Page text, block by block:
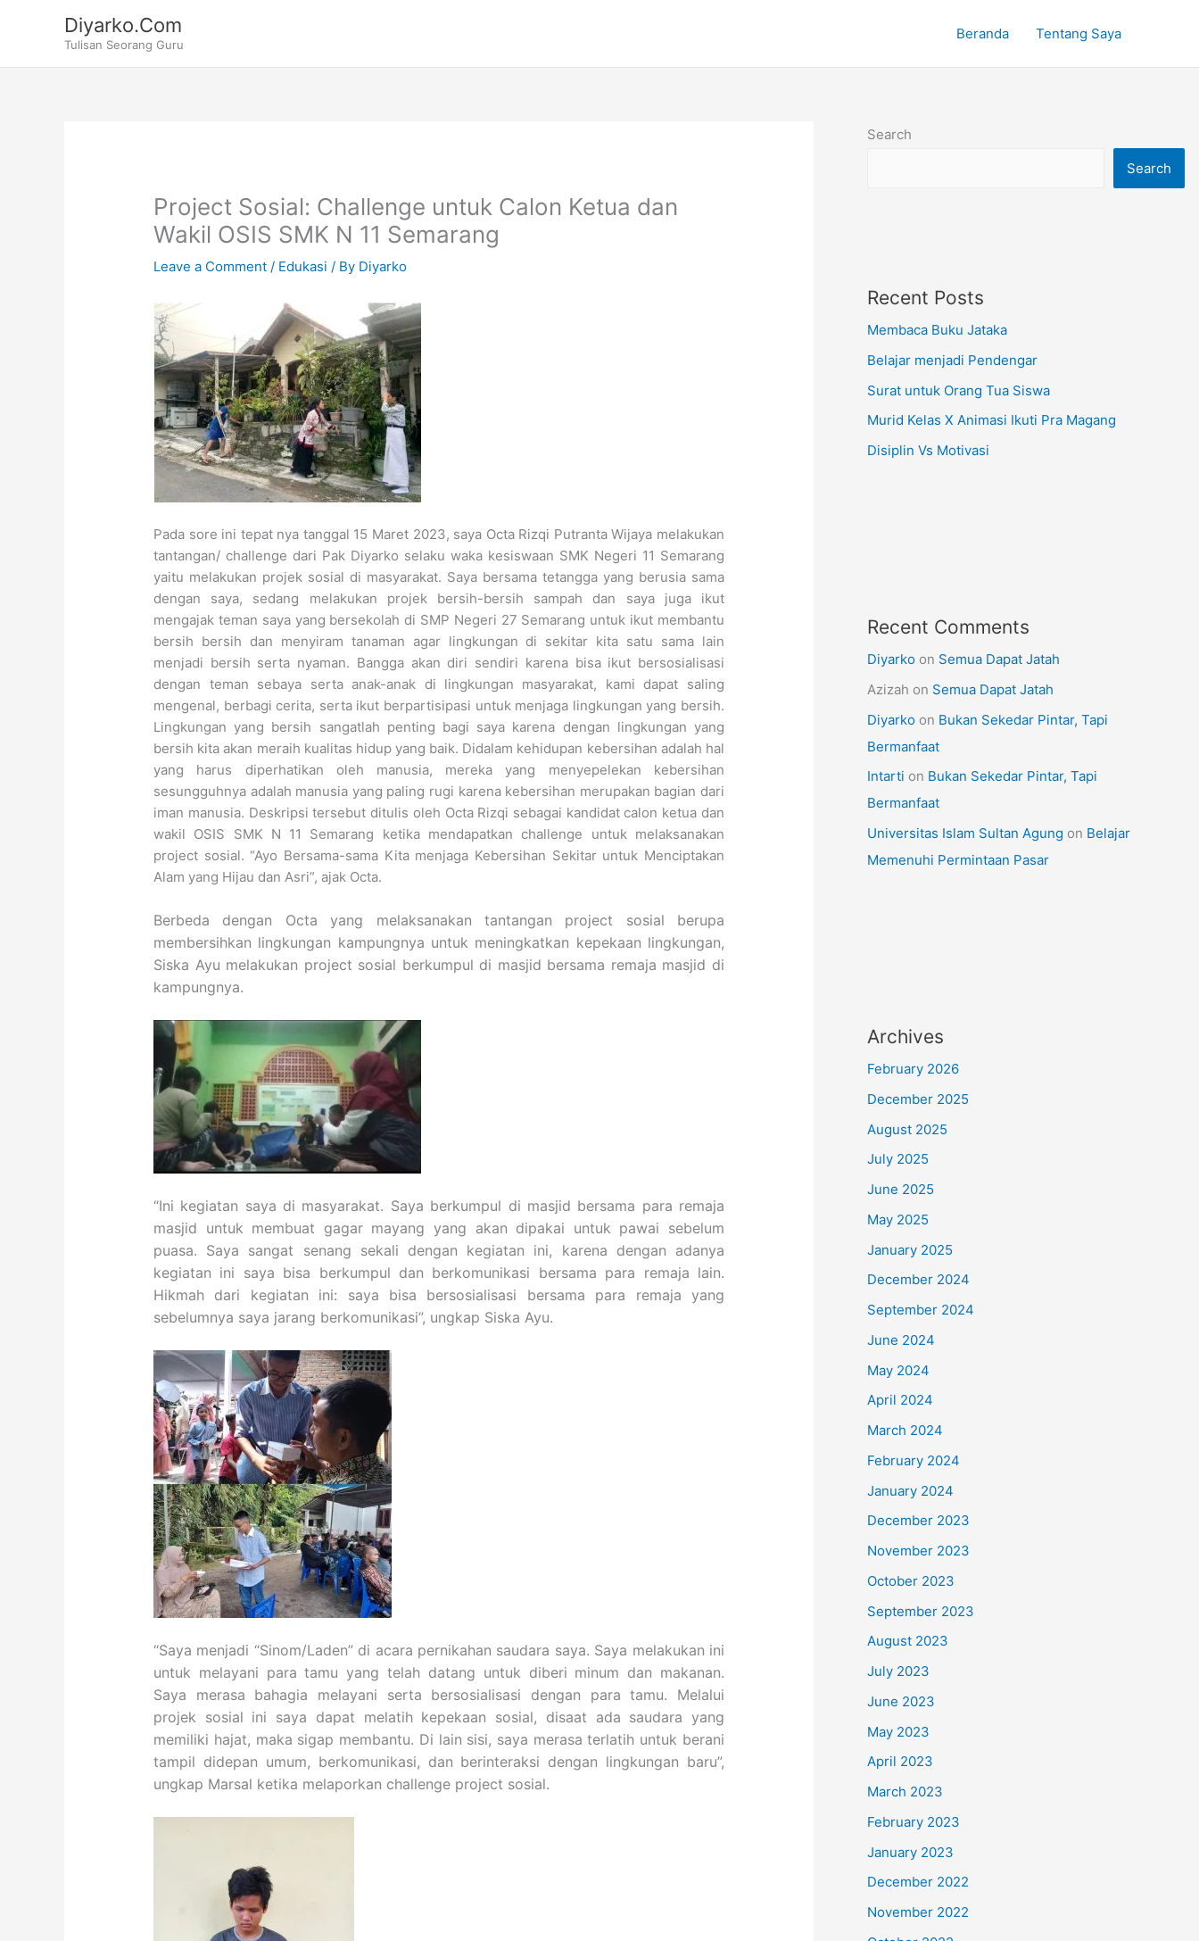
Diyarko.Com
Tulisan Seorang Guru
Beranda Tentang Saya
Project Sosial: Challenge untuk Calon Ketua dan
Wakil OSIS SMK N 11 Semarang
Leave a Comment / Edukasi / By Diyarko
Pada sore ini tepat nya tanggal 15 Maret 2023, saya Octa Rizqi Putranta Wijaya melakukan
tantangan/ challenge dari Pak Diyarko selaku waka kesiswaan SMK Negeri 11 Semarang
yaitu melakukan projek sosial di masyarakat. Saya bersama tetangga yang berusia sama
dengan saya, sedang melakukan projek bersih-bersih sampah dan saya juga ikut
mengajak teman saya yang bersekolah di SMP Negeri 27 Semarang untuk ikut membantu
bersih bersih dan menyiram tanaman agar lingkungan di sekitar kita satu sama lain
menjadi bersih serta nyaman. Bangga akan diri sendiri karena bisa ikut bersosialisasi
dengan teman sebaya serta anak-anak di lingkungan masyarakat, kami dapat saling
mengenal, berbagi cerita, serta ikut berpartisipasi untuk menjaga lingkungan yang bersih.
Lingkungan yang bersih sangatlah penting bagi saya karena dengan lingkungan yang
bersih kita akan meraih kualitas hidup yang baik. Didalam kehidupan kebersihan adalah hal
yang harus diperhatikan oleh manusia, mereka yang menyepelekan kebersihan
sesungguhnya adalah manusia yang paling rugi karena kebersihan merupakan bagian dari
iman manusia. Deskripsi tersebut ditulis oleh Octa Rizqi sebagai kandidat calon ketua dan
wakil OSIS SMK N 11 Semarang ketika mendapatkan challenge untuk melaksanakan
project sosial. “Ayo Bersama-sama Kita menjaga Kebersihan Sekitar untuk Menciptakan
Alam yang Hijau dan Asri”, ajak Octa.
Berbeda dengan Octa yang melaksanakan tantangan project sosial berupa
membersihkan lingkungan kampungnya untuk meningkatkan kepekaan lingkungan,
Siska Ayu melakukan project sosial berkumpul di masjid bersama remaja masjid di
kampungnya.
“Ini kegiatan saya di masyarakat. Saya berkumpul di masjid bersama para remaja
masjid untuk membuat gagar mayang yang akan dipakai untuk pawai sebelum
puasa. Saya sangat senang sekali dengan kegiatan ini, karena dengan adanya
kegiatan ini saya bisa berkumpul dan berkomunikasi bersama para remaja lain.
Hikmah dari kegiatan ini: saya bisa bersosialisasi bersama para remaja yang
sebelumnya saya jarang berkomunikasi”, ungkap Siska Ayu.
“Saya menjadi “Sinom/Laden” di acara pernikahan saudara saya. Saya melakukan ini
untuk melayani para tamu yang telah datang untuk diberi minum dan makanan.
Saya merasa bahagia melayani serta bersosialisasi dengan para tamu. Melalui
projek sosial ini saya dapat melatih kepekaan sosial, disaat ada saudara yang
memiliki hajat, maka sigap membantu. Di lain sisi, saya merasa terlatih untuk berani
tampil didepan umum, berkomunikasi, dan berinteraksi dengan lingkungan baru”,
ungkap Marsal ketika melaporkan challenge project sosial.
Search
Search
Recent Posts
Membaca Buku Jataka
Belajar menjadi Pendengar
Surat untuk Orang Tua Siswa
Murid Kelas X Animasi Ikuti Pra Magang
Disiplin Vs Motivasi
Recent Comments
Diyarko on Semua Dapat Jatah
Azizah on Semua Dapat Jatah
Diyarko on Bukan Sekedar Pintar, Tapi
Bermanfaat
Intarti on Bukan Sekedar Pintar, Tapi
Bermanfaat
Universitas Islam Sultan Agung on Belajar
Memenuhi Permintaan Pasar
Archives
February 2026
December 2025
August 2025
July 2025
June 2025
May 2025
January 2025
December 2024
September 2024
June 2024
May 2024
April 2024
March 2024
February 2024
January 2024
December 2023
November 2023
October 2023
September 2023
August 2023
July 2023
June 2023
May 2023
April 2023
March 2023
February 2023
January 2023
December 2022
November 2022